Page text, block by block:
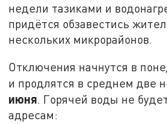
недели тазиками и
придётся обзавестись
нескольких микрорайонов.
Отключения начнутся в
и продлятся в среднем две
июня. Горячей воды не
адресам: